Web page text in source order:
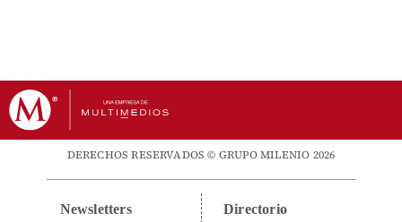
DERECHOS RESERVADOS © GRUPO MILENIO 2026
Newsletters Directorio